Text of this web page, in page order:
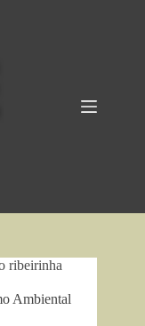
ribeirinha
Ambiental